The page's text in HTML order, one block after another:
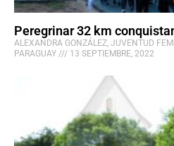
Peregrinar 32 km
ALEXANDRA GONZÁLEZ, JUVENTUD
PARAGUAY
13 SEPTIEMBRE, 2022